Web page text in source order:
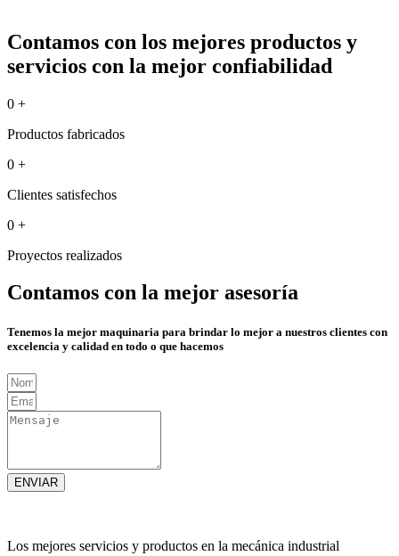
Contamos con los mejores productos y
servicios con la mejor confiabilidad
0 +
Productos fabricados
0 +
Clientes satisfechos
0 +
Proyectos realizados
Contamos con la mejor asesoría
Tenemos la mejor maquinaria para brindar lo mejor a nuestros clientes con
excelencia y calidad en todo o que hacemos
ENVIAR
Los mejores servicios y productos en la mecánica industrial